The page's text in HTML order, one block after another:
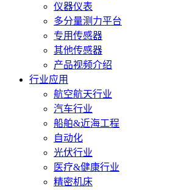
仪器仪表
多分量测力平台
专用传感器
其他传感器
产品视频介绍
行业应用
航空航天行业
汽车行业
船舶&近海工程
自动化
光伏行业
医疗&健康行业
精密机床